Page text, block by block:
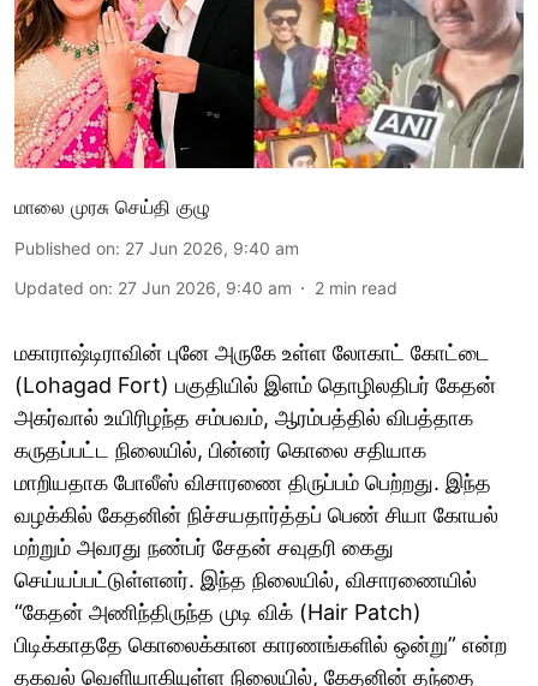
மாலை முரசு செய்தி குழு
Published on: 27 Jun 2026, 9:40 am
Updated on: 27 Jun 2026, 9:40 am 2 min read
மகாராஷ்டிராவின் புனே அருகே உள்ள லோகாட் கோட்டை
(Lohagad Fort) பகுதியில் இளம் தொழிலதிபர் கேதன்
அகர்வால் உயிரிழந்த சம்பவம், ஆரம்பத்தில் விபத்தாக
கருதப்பட்ட நிலையில், பின்னர் கொலை சதியாக
மாறியதாக போலீஸ் விசாரணை திருப்பம் பெற்றது. இந்த
வழக்கில் கேதனின் நிச்சயதார்த்தப் பெண் சியா கோயல்
மற்றும் அவரது நண்பர் சேதன் சவுதரி கைது
செய்யப்பட்டுள்ளனர். இந்த நிலையில், விசாரணையில்
“கேதன் அணிந்திருந்த முடி விக் (Hair Patch)
பிடிக்காததே கொலைக்கான காரணங்களில் ஒன்று” என்ற
தகவல் வெளியாகியுள்ள நிலையில், கேதனின் தந்தை